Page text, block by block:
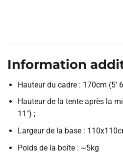
Information
Hauteur du cadre : 170cm (5′
Hauteur de la tente après la
11″) ;
Largeur de la base :
Poids de la boîte : ~5kg